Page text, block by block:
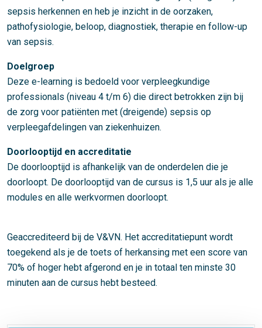
sepsis herkennen en heb je inzicht in de oorzaken,
pathofysiologie, beloop, diagnostiek, therapie en follow-up
van sepsis.
Doelgroep
Deze e-learning is bedoeld voor verpleegkundige
professionals (niveau 4 t/m 6) die direct betrokken zijn bij
de zorg voor patiënten met (dreigende) sepsis op
verpleegafdelingen van ziekenhuizen.
Doorlooptijd en accreditatie
De doorlooptijd is afhankelijk van de onderdelen die je
doorloopt. De doorlooptijd van de cursus is 1,5 uur als je alle
modules en alle werkvormen doorloopt.
Geaccrediteerd bij de V&VN. Het accreditatiepunt wordt
toegekend als je de toets of herkansing met een score van
70% of hoger hebt afgerond en je in totaal ten minste 30
minuten aan de cursus hebt besteed.